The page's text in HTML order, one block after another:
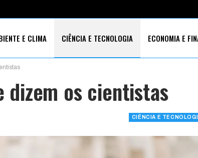
E CLIMA CIÊNCIA E TECNOLOGIA ECONOMIA E
dizem os cientistas
CIÊNCIA E